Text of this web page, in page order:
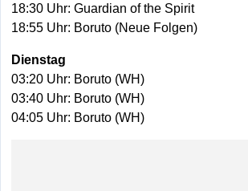
18:30 Uhr: Guardian of the Spirit
18:55 Uhr: Boruto (Neue Folgen)
Dienstag
03:20 Uhr: Boruto (WH)
03:40 Uhr: Boruto (WH)
04:05 Uhr: Boruto (WH)